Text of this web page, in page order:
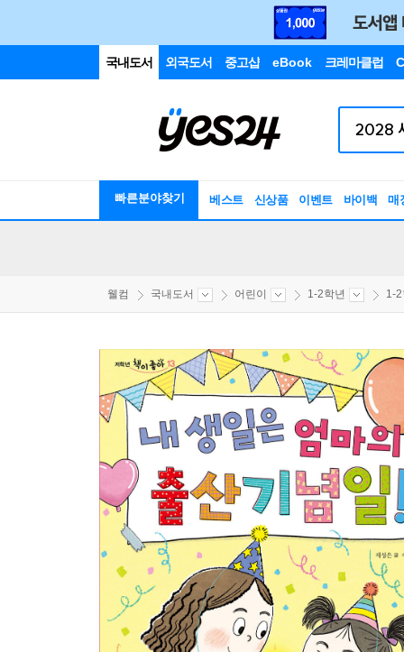
국내도서 외국도서 중고샵 eBook 크레마클럽
빠른분야찾기 베스트 신상품 이벤트 바이백 매
웰컴 국내도서 어린이 1-2학년 1-